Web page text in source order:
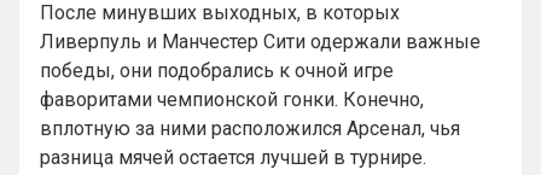
После минувших выходных, в которых
Ливерпуль и Манчестер Сити одержали важные
победы, они подобрались к очной игре
фаворитами чемпионской гонки. Конечно,
вплотную за ними расположился Арсенал, чья
разница мячей остается лучшей в турнире.